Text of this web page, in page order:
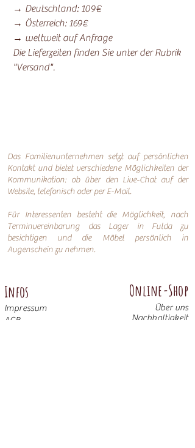
→ Deutschland: 109€
→ Österreich: 169€
→ weltweit auf Anfrage
Die Lieferzeiten finden Sie unter der Rubrik
"Versand".
Das Familienunternehmen setzt auf persönlichen
Kontakt und bietet verschiedene Möglichkeiten der
Kommunikation: ob über den Live-Chat auf der
Website, telefonisch oder perE-Mail.
Für Interessenten besteht die Möglichkeit, nach
Terminvereinbarung das Lager in Fulda zu
besichtigen und die Möbel persönlich in
Augenschein zu nehmen.
Infos
Impressum
AGB
Online-Shop
Über uns
Nachhaltigkeit